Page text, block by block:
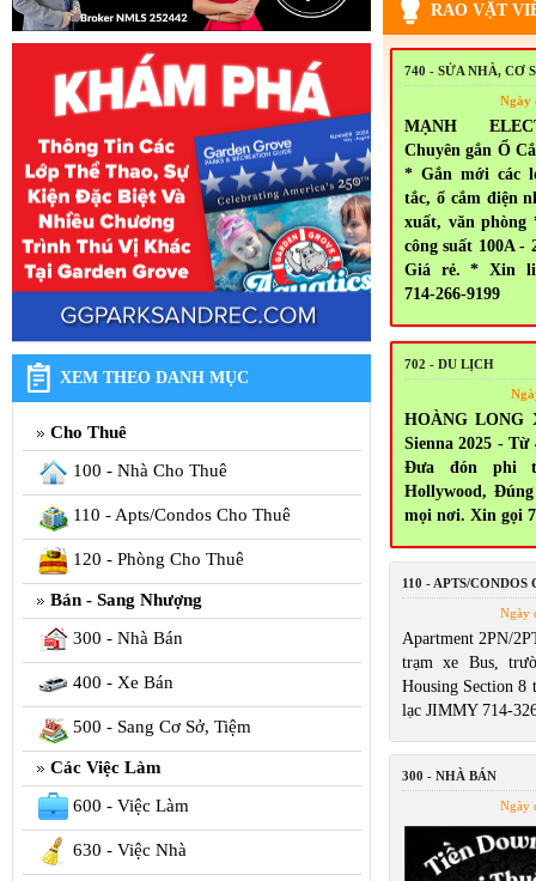
XEM THEO DANH MỤC
Cho Thuê
100 - Nhà Cho Thuê
110 - Apts/Condos Cho Thuê
120 - Phòng Cho Thuê
Bán - Sang Nhượng
300 - Nhà Bán
400 - Xe Bán
500 - Sang Cơ Sở, Tiệm
Các Việc Làm
600 - Việc Làm
630 - Việc Nhà
RAO VẶT
740 - SỬA NHÀ, CƠ
Ngày
MẠNH
Chuyên gắn Ổ
* Gắn mới các
tắc, ổ cắm điện
xuất, văn phòng
công suất 100A -
Giá rẻ. * Xin
714-266-9199
702 - DU LỊCH
HOÀNG LONG
Sienna 2025 -
Đưa đón phi
Hollywood,
mọi nơi. Xin gọi
110 - APTS/CONDOS
Ngày
Apartment 2PN/
trạm xe Bus,
Housing Section
lạc JIMMY 714-
300 - NHÀ BÁN
Ngày